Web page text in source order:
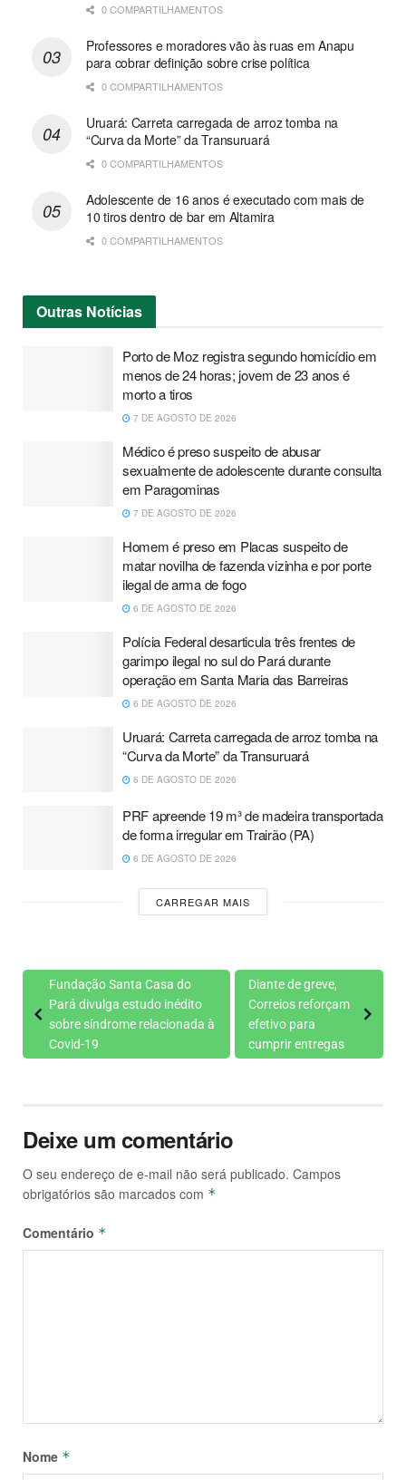
0 COMPARTILHAMENTOS
Professores e moradores vão às ruas em Anapu
para cobrar definição sobre crise política
0 COMPARTILHAMENTOS
Uruará: Carreta carregada de arroz tomba na
“Curva da Morte” da Transuruará
0 COMPARTILHAMENTOS
Adolescente de 16 anos é executado com mais de
10 tiros dentro de bar em Altamira
0 COMPARTILHAMENTOS
Outras Notícias
Porto de Moz registra segundo homicídio em
menos de 24 horas; jovem de 23 anos é
morto a tiros
7 DE AGOSTO DE 2026
Médico é preso suspeito de abusar
sexualmente de adolescente durante consulta
em Paragominas
7 DE AGOSTO DE 2026
Homem é preso em Placas suspeito de
matar novilha de fazenda vizinha e por porte
ilegal de arma de fogo
6 DE AGOSTO DE 2026
Polícia Federal desarticula três frentes de
garimpo ilegal no sul do Pará durante
operação em Santa Maria das Barreiras
6 DE AGOSTO DE 2026
Uruará: Carreta carregada de arroz tomba na
“Curva da Morte” da Transuruará
6 DE AGOSTO DE 2026
PRF apreende 19 m³ de madeira transportada
de forma irregular em Trairão (PA)
6 DE AGOSTO DE 2026
CARREGAR MAIS
Fundação Santa Casa do
Pará divulga estudo inédito
sobre síndrome relacionada à
Covid-19
Diante de greve,
Correios reforçam
efetivo para
cumprir entregas
Deixe um comentário
O seu endereço de e-mail não será publicado. Campos
obrigatórios são marcados com *
Comentário *
Nome *